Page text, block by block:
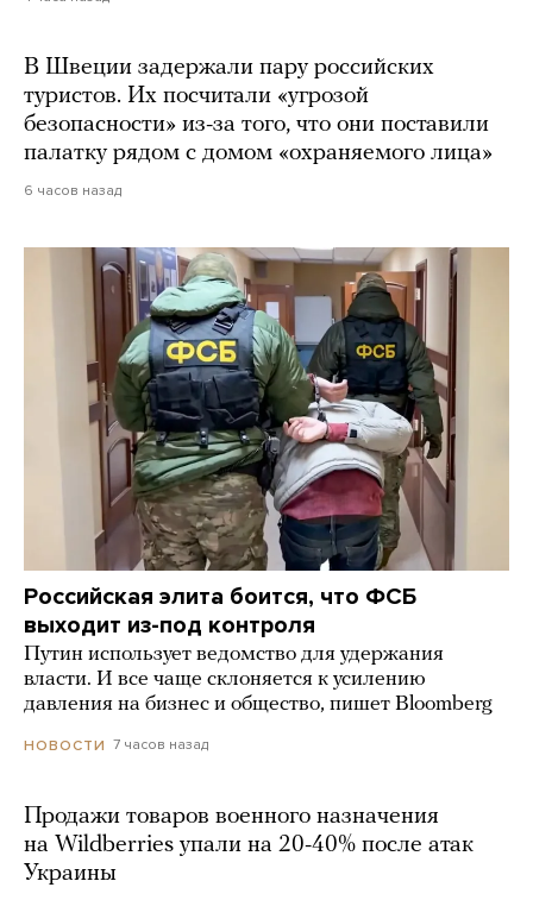
В Швеции задержали пару российских
туристов. Их посчитали «угрозой
безопасности» из-за того, что они поставили
палатку рядом с домом «охраняемого лица»
6 часов назад
Российская элита боится, что ФСБ
выходит из-под контроля
Путин использует ведомство для удержания
власти. И все чаще склоняется к усилению
давления на бизнес и общество, пишет Bloomberg
НОВОСТИ 7 часов назад
Продажи товаров военного назначения
на Wildberries упали на 20-40% после атак
Украины